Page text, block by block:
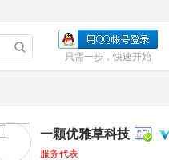
只需一步，快速开始
一颗优雅草科技
服务代表